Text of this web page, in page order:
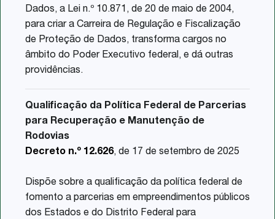
Dados, a Lei n.º 10.871, de 20 de maio de 2004,
para criar a Carreira de Regulação e Fiscalização
de Proteção de Dados, transforma cargos no
âmbito do Poder Executivo federal, e dá outras
providências.
Qualificação da Política Federal de Parcerias
para Recuperação e Manutenção de
Rodovias
Decreto n.º 12.626, de 17 de setembro de 2025
Dispõe sobre a qualificação da política federal de
fomento a parcerias em empreendimentos públicos
dos Estados e do Distrito Federal para